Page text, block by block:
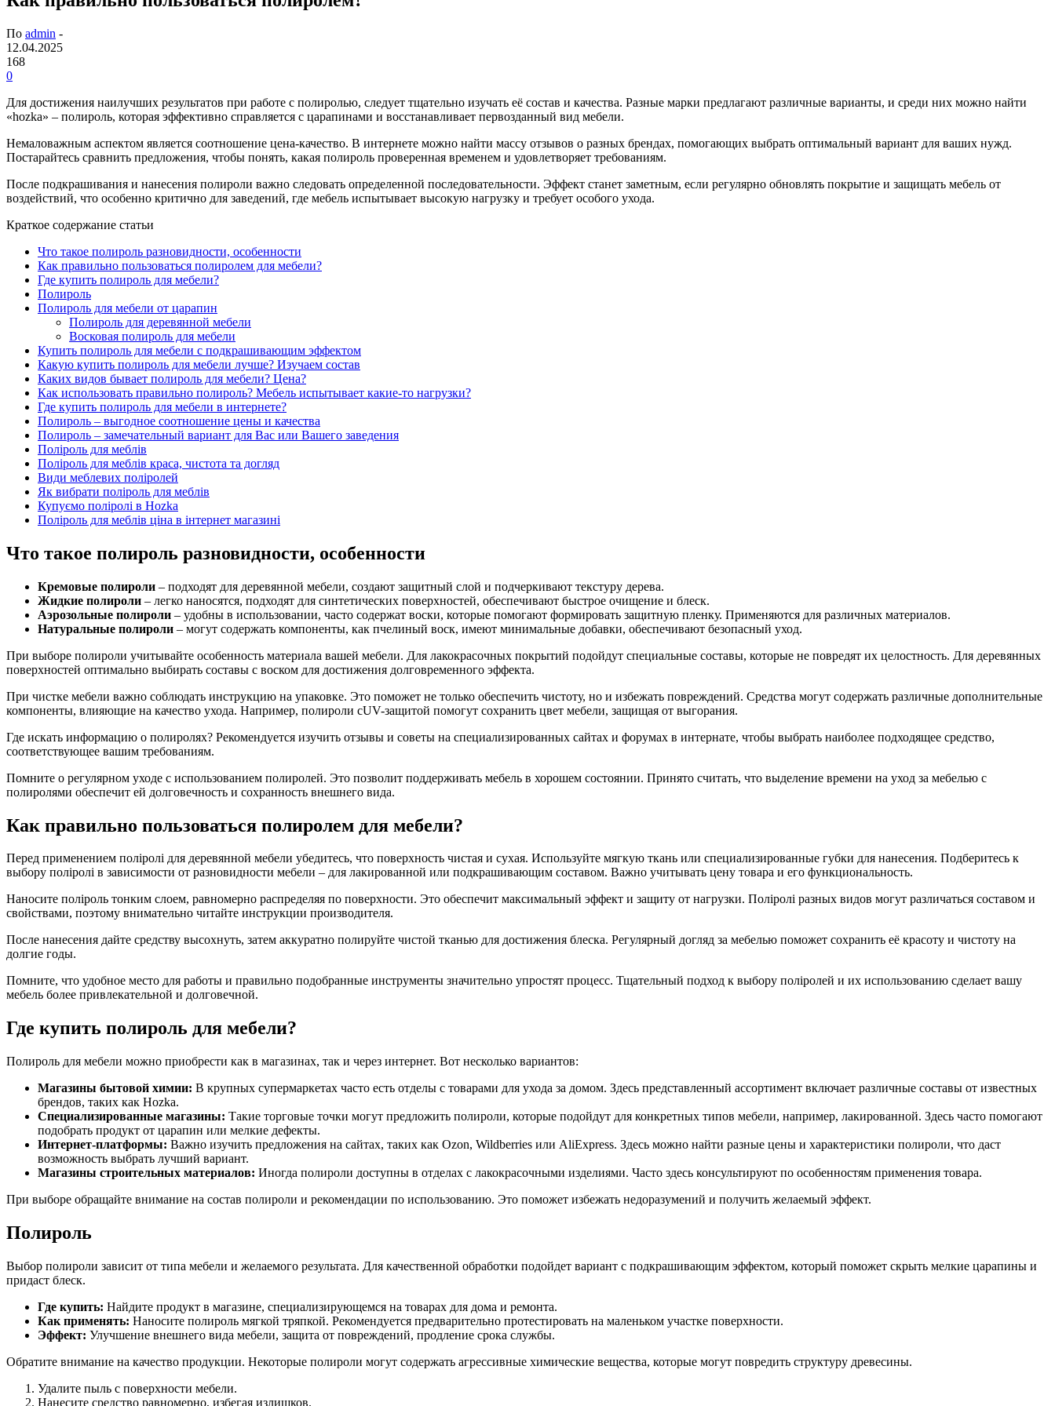
По admin -
12.04.2025
168
0
Для достижения наилучших результатов при работе с полиролью, следует тщательно изучать её состав и качества. Разные марки предлагают различные варианты, и среди них можно найти
«hozka» – полироль, которая эффективно справляется с царапинами и восстанавливает первозданный вид мебели.
Немаловажным аспектом является соотношение цена-качество. В интернете можно найти массу отзывов о разных брендах, помогающих выбрать оптимальный вариант для ваших нужд.
Постарайтесь сравнить предложения, чтобы понять, какая полироль проверенная временем и удовлетворяет требованиям.
После подкрашивания и нанесения полироли важно следовать определенной последовательности. Эффект станет заметным, если регулярно обновлять покрытие и защищать мебель от
воздействий, что особенно критично для заведений, где мебель испытывает высокую нагрузку и требует особого ухода.
Краткое содержание статьи
Что такое полироль разновидности, особенности
Как правильно пользоваться полиролем для мебели?
Где купить полироль для мебели?
Полироль
Полироль для мебели от царапин
Полироль для деревянной мебели
Восковая полироль для мебели
Купить полироль для мебели с подкрашивающим эффектом
Какую купить полироль для мебели лучше? Изучаем состав
Каких видов бывает полироль для мебели? Цена?
Как использовать правильно полироль? Мебель испытывает какие-то нагрузки?
Где купить полироль для мебели в интернете?
Полироль – выгодное соотношение цены и качества
Полироль – замечательный вариант для Вас или Вашего заведения
Поліроль для меблів
Поліроль для меблів краса, чистота та догляд
Види меблевих поліролей
Як вибрати поліроль для меблів
Купуємо поліролі в Hozka
Поліроль для меблів ціна в інтернет магазині
Что такое полироль разновидности, особенности
Кремовые полироли – подходят для деревянной мебели, создают защитный слой и подчеркивают текстуру дерева.
Жидкие полироли – легко наносятся, подходят для синтетических поверхностей, обеспечивают быстрое очищение и блеск.
Аэрозольные полироли – удобны в использовании, часто содержат воски, которые помогают формировать защитную пленку. Применяются для различных материалов.
Натуральные полироли – могут содержать компоненты, как пчелиный воск, имеют минимальные добавки, обеспечивают безопасный уход.
При выборе полироли учитывайте особенность материала вашей мебели. Для лакокрасочных покрытий подойдут специальные составы, которые не повредят их целостность. Для деревянных
поверхностей оптимально выбирать составы с воском для достижения долговременного эффекта.
При чистке мебели важно соблюдать инструкцию на упаковке. Это поможет не только обеспечить чистоту, но и избежать повреждений. Средства могут содержать различные дополнительные
компоненты, влияющие на качество ухода. Например, полироли сUV-защитой помогут сохранить цвет мебели, защищая от выгорания.
Где искать информацию о полиролях? Рекомендуется изучить отзывы и советы на специализированных сайтах и форумах в интернате, чтобы выбрать наиболее подходящее средство,
соответствующее вашим требованиям.
Помните о регулярном уходе с использованием полиролей. Это позволит поддерживать мебель в хорошем состоянии. Принято считать, что выделение времени на уход за мебелью с
полиролями обеспечит ей долговечность и сохранность внешнего вида.
Как правильно пользоваться полиролем для мебели?
Перед применением поліролі для деревянной мебели убедитесь, что поверхность чистая и сухая. Используйте мягкую ткань или специализированные губки для нанесения. Подберитесь к
выбору поліролі в зависимости от разновидности мебели – для лакированной или подкрашивающим составом. Важно учитывать цену товара и его функциональность.
Наносите поліроль тонким слоем, равномерно распределяя по поверхности. Это обеспечит максимальный эффект и защиту от нагрузки. Поліролі разных видов могут различаться составом и
свойствами, поэтому внимательно читайте инструкции производителя.
После нанесения дайте средству высохнуть, затем аккуратно полируйте чистой тканью для достижения блеска. Регулярный догляд за мебелью поможет сохранить её красоту и чистоту на
долгие годы.
Помните, что удобное место для работы и правильно подобранные инструменты значительно упростят процесс. Тщательный подход к выбору поліролей и их использованию сделает вашу
мебель более привлекательной и долговечной.
Где купить полироль для мебели?
Полироль для мебели можно приобрести как в магазинах, так и через интернет. Вот несколько вариантов:
Магазины бытовой химии: В крупных супермаркетах часто есть отделы с товарами для ухода за домом. Здесь представленный ассортимент включает различные составы от известных
брендов, таких как Hozka.
Специализированные магазины: Такие торговые точки могут предложить полироли, которые подойдут для конкретных типов мебели, например, лакированной. Здесь часто помогают
подобрать продукт от царапин или мелкие дефекты.
Интернет-платформы: Важно изучить предложения на сайтах, таких как Ozon, Wildberries или AliExpress. Здесь можно найти разные цены и характеристики полироли, что даст
возможность выбрать лучший вариант.
Магазины строительных материалов: Иногда полироли доступны в отделах с лакокрасочными изделиями. Часто здесь консультируют по особенностям применения товара.
При выборе обращайте внимание на состав полироли и рекомендации по использованию. Это поможет избежать недоразумений и получить желаемый эффект.
Полироль
Выбор полироли зависит от типа мебели и желаемого результата. Для качественной обработки подойдет вариант с подкрашивающим эффектом, который поможет скрыть мелкие царапины и
придаст блеск.
Где купить: Найдите продукт в магазине, специализирующемся на товарах для дома и ремонта.
Как применять: Наносите полироль мягкой тряпкой. Рекомендуется предварительно протестировать на маленьком участке поверхности.
Эффект: Улучшение внешнего вида мебели, защита от повреждений, продление срока службы.
Обратите внимание на качество продукции. Некоторые полироли могут содержать агрессивные химические вещества, которые могут повредить структуру древесины.
Удалите пыль с поверхности мебели.
Нанесите средство равномерно, избегая излишков.